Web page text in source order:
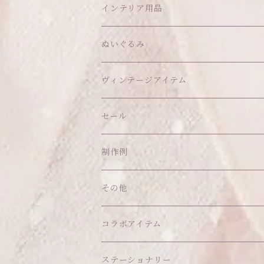
アウター
トップス
ボトムス
ヘッドアイテム
ヘアクリップ
ヘッドドレス
アクセサリー
イヤリング
ピアス
ソックス
バッグ
ショルダーバッグ
お散歩バッグ
ポーチ
コインケース
カードケース
キーホルダー
その他
インテリア用品
オブジェ
ウォールデコ
その他
ティッシュケース
クッション・座布団
ハンガー
マット
ぬいぐるみ
ぬいちゃん本体
アクセサリー
ヘッドドレス Sサイズ
ヘッドドレス Mサイズ
アウトフィット
その他
ヴィンテージアイテム
セール
制作例
その他
あこがれシリーズ
福音シリーズ
コラボアイテム
はるぽんの愛のつづき♡はるぽん生誕祭
ステーショナリー